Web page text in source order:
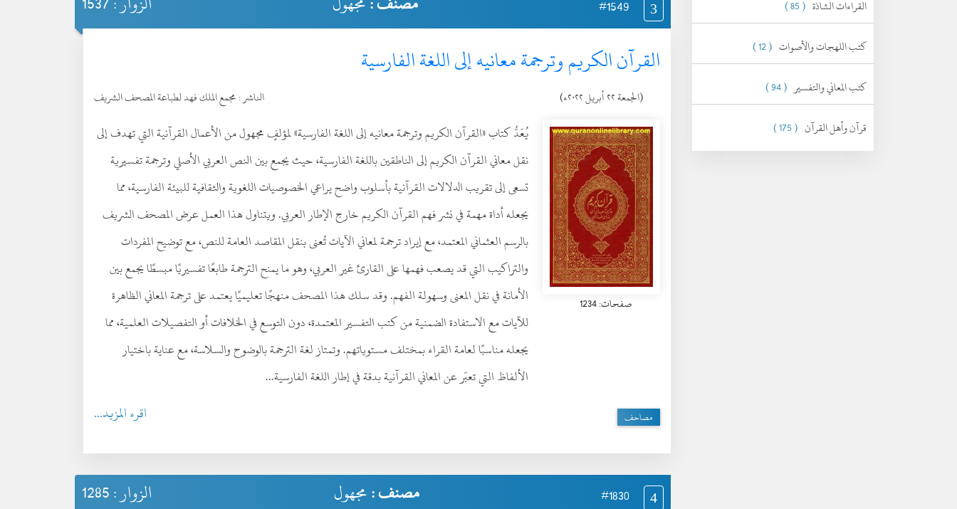
3
#1549
القرآن الكريم وترجمة معانيه إلى اللغة الفارسية
(الجمعة ٢٢ أبريل ٢٠٢٢ء) الناشر :مجمع الملك فهد لطباعة المصحف الشريف
صفحات: 1234
يُعَدُّ كتاب «القرآن الكريم وترجمة معانيه إلى اللغة الفارسية» لمؤلفٍ مجهول من الأعمال القرآنية التي تهدف إلى
نقل معاني القرآن الكريم إلى الناطقين باللغة الفارسية، حيث يجمع بين النص العربي الأصلي وترجمة تفسيرية
تسعى إلى تقريب الدلالات القرآنية بأسلوب واضح يراعي الخصوصيات اللغوية والثقافية للبيئة الفارسية، مما
يجعله أداة مهمة في نشر فهم القرآن الكريم خارج الإطار العربي. ويتناول هذا العمل عرض المصحف الشريف
بالرسم العثماني المعتمد، مع إيراد ترجمة لمعاني الآيات تُعنى بنقل المقاصد العامة للنص، مع توضيح المفردات
والتراكيب التي قد يصعب فهمها على القارئ غير العربي، وهو ما يمنح الترجمة طابعًا تفسيريًا مبسطًا يجمع بين
الأمانة في نقل المعنى وسهولة الفهم. وقد سلك هذا المصحف منهجًا تعليميًا يعتمد على ترجمة المعاني الظاهرة
للآيات مع الاستفادة الضمنية من كتب التفسير المعتمدة، دون التوسع في الخلافات أو التفصيلات العلمية، مما
يجعله مناسبًا لعامة القراء بمختلف مستوياتهم. وتمتاز لغة الترجمة بالوضوح والسلاسة، مع عناية باختيار
الألفاظ التي تعبّر عن المعاني القرآنية بدقة في إطار اللغة الفارسية...
اقرء المزيد... مصاحف
4
#1830 مصنف :مجهول الزوار : 1285
القراءات الشاذة ( 85 )
كتب اللهجات والأصوات ( 12 )
كتب المعاني والتفسير ( 94 )
قرآن وأهل القرآن ( 175 )